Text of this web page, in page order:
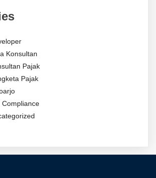
Konsultan
Pajak
Pajak
Compliance